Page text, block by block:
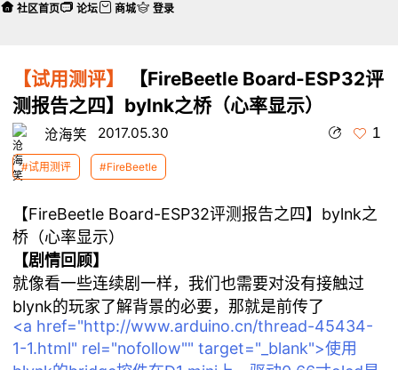
【试用测评】
【FireBeetle Board-ESP32评
测报告之四】bylnk之桥（心率显示）
沧海笑 2017.05.30 1
#试用测评 #FireBeetle
【FireBeetle Board-ESP32评测报告之四】bylnk之
桥（心率显示）
【剧情回顾】
就像看一些连续剧一样，我们也需要对没有接触过
blynk的玩家了解背景的必要，那就是前传了
<a href="http://www.arduino.cn/thread-45434-
1-1.html" rel="nofollow"" target="_blank">使用
社区首页 论坛 商城 登录